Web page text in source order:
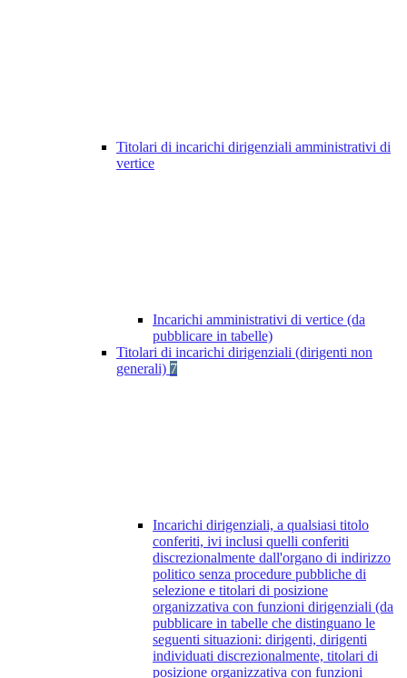
Titolari di incarichi dirigenziali amministrativi di
vertice
Incarichi amministrativi di vertice (da
pubblicare in tabelle)
Titolari di incarichi dirigenziali (dirigenti non
generali) 7
Incarichi dirigenziali, a qualsiasi titolo
conferiti, ivi inclusi quelli conferiti
discrezionalmente dall'organo di indirizzo
politico senza procedure pubbliche di
selezione e titolari di posizione
organizzativa con funzioni dirigenziali (da
pubblicare in tabelle che distinguano le
seguenti situazioni: dirigenti, dirigenti
individuati discrezionalmente, titolari di
posizione organizzativa con funzioni